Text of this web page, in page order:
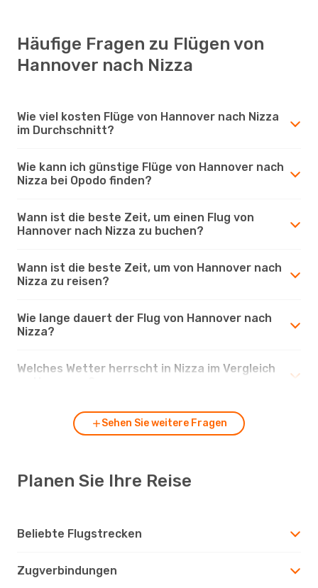
Häufige Fragen zu Flügen von
Hannover nach Nizza
Wie viel kosten Flüge von Hannover nach Nizza
im Durchschnitt?
Wie kann ich günstige Flüge von Hannover nach
Nizza bei Opodo finden?
Wann ist die beste Zeit, um einen Flug von
Hannover nach Nizza zu buchen?
Wann ist die beste Zeit, um von Hannover nach
Nizza zu reisen?
Wie lange dauert der Flug von Hannover nach
Nizza?
Welches Wetter herrscht in Nizza im Vergleich
Sehen Sie weitere Fragen
Planen Sie Ihre Reise
Beliebte Flugstrecken
Zugverbindungen